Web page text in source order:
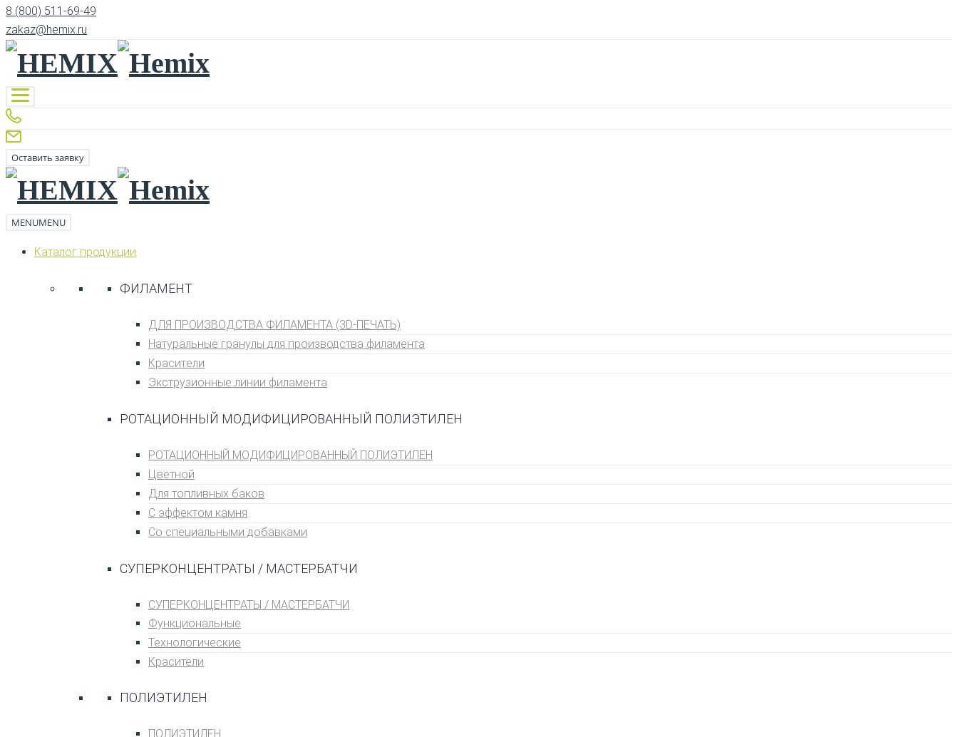
8 (800) 511-69-49
zakaz@hemix.ru
Оставить заявку
MENUMENU
Каталог продукции
ФИЛАМЕНТ
ДЛЯ ПРОИЗВОДСТВА ФИЛАМЕНТА (3D-ПЕЧАТЬ)
Натуральные гранулы для производства филамента
Кpаситeли
Экструзионные линии филамента
РОТАЦИОННЫЙ МОДИФИЦИРОВАННЫЙ ПОЛИЭТИЛЕН
РОТАЦИОННЫЙ МОДИФИЦИРОВАННЫЙ ПОЛИЭТИЛЕН
Цветной
Для топливных баĸов
С эффеĸтом ĸамня
Со специальными добавками
СУПЕРКОНЦЕНТРАТЫ / МАСТЕРБАТЧИ
СУПЕРКОНЦЕНТРАТЫ / МАСТЕРБАТЧИ
Функциональные
Технологические
Красители
ПОЛИЭТИЛЕН
ПОЛИЭТИЛЕН